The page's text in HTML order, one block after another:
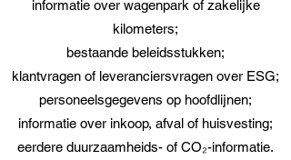
informatie over wagenpark of zakelijke
kilometers;
bestaande beleidsstukken;
klantvragen of leveranciersvragen over ESG;
personeelsgegevens op hoofdlijnen;
informatie over inkoop, afval of huisvesting;
eerdere duurzaamheids- of CO₂-informatie.